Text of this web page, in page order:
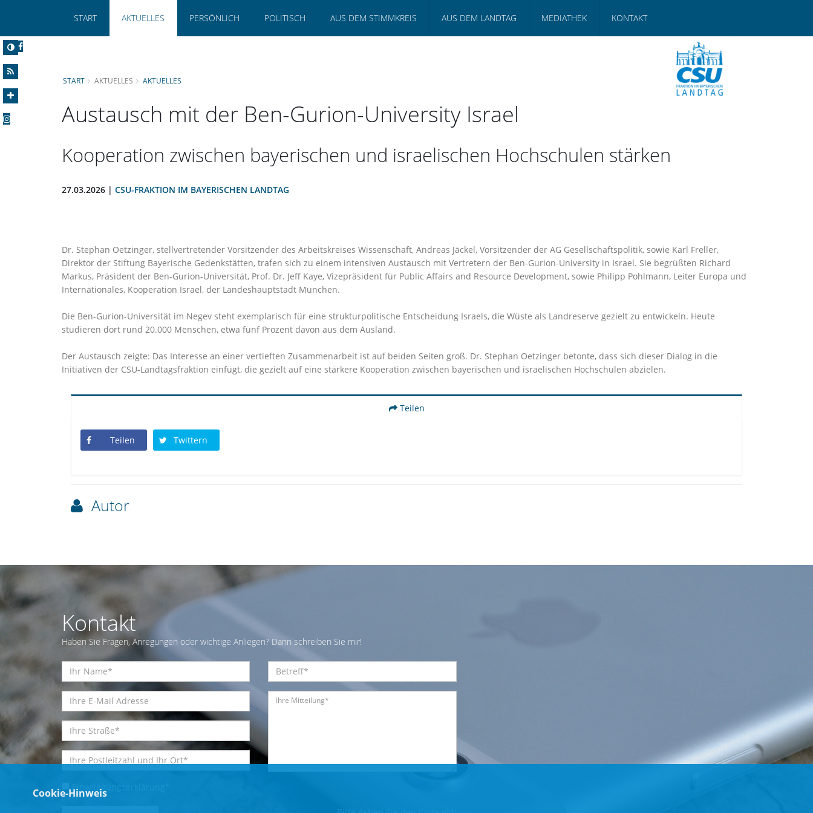
START AKTUELLES PERSÖNLICH POLITISCH AUS DEM STIMMKREIS AUS DEM LANDTAG MEDIATHEK KONTAKT
START AKTUELLES AKTUELLES
Austausch mit der Ben-Gurion-University Israel
Kooperation zwischen bayerischen und israelischen Hochschulen stärken
27.03.2026 | CSU-FRAKTION IM BAYERISCHEN LANDTAG
Dr. Stephan Oetzinger, stellvertretender Vorsitzender des Arbeitskreises Wissenschaft, Andreas Jäckel, Vorsitzender der AG Gesellschaftspolitik, sowie Karl Freller,
Direktor der Stiftung Bayerische Gedenkstätten, trafen sich zu einem intensiven Austausch mit Vertretern der Ben-Gurion-University in Israel. Sie begrüßten Richard
Markus, Präsident der Ben-Gurion-Universität, Prof. Dr. Jeff Kaye, Vizepräsident für Public Affairs and Resource Development, sowie Philipp Pohlmann, Leiter Europa und
Internationales, Kooperation Israel, der Landeshauptstadt München.
Die Ben-Gurion-Universität im Negev steht exemplarisch für eine strukturpolitische Entscheidung Israels, die Wüste als Landreserve gezielt zu entwickeln. Heute
studieren dort rund 20.000 Menschen, etwa fünf Prozent davon aus dem Ausland.
Der Austausch zeigte: Das Interesse an einer vertieften Zusammenarbeit ist auf beiden Seiten groß. Dr. Stephan Oetzinger betonte, dass sich dieser Dialog in die
Initiativen der CSU-Landtagsfraktion einfügt, die gezielt auf eine stärkere Kooperation zwischen bayerischen und israelischen Hochschulen abzielen.
Teilen
Teilen Twittern
Autor
Kontakt
Haben Sie Fragen, Anregungen oder wichtige Anliegen? Dann schreiben Sie mir!
Einwilligungserklärung
Cookie-Hinweis